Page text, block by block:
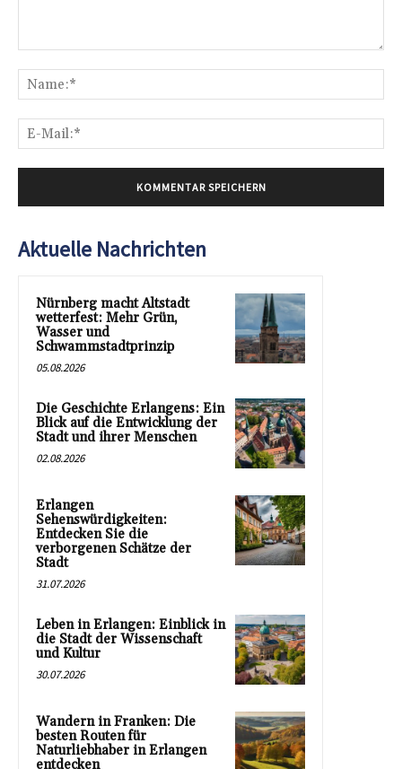
Aktuelle Nachrichten
Nürnberg macht Altstadt
wetterfest: Mehr Grün,
Wasser und
Schwammstadtprinzip
05.08.2026
Die Geschichte Erlangens: Ein
Blick auf die Entwicklung der
Stadt und ihrer Menschen
02.08.2026
Erlangen
Sehenswürdigkeiten:
Entdecken Sie die
verborgenen Schätze der
Stadt
31.07.2026
Leben in Erlangen: Einblick in
die Stadt der Wissenschaft
und Kultur
30.07.2026
Wandern in Franken: Die
besten Routen für
Naturliebhaber in Erlangen
entdecken